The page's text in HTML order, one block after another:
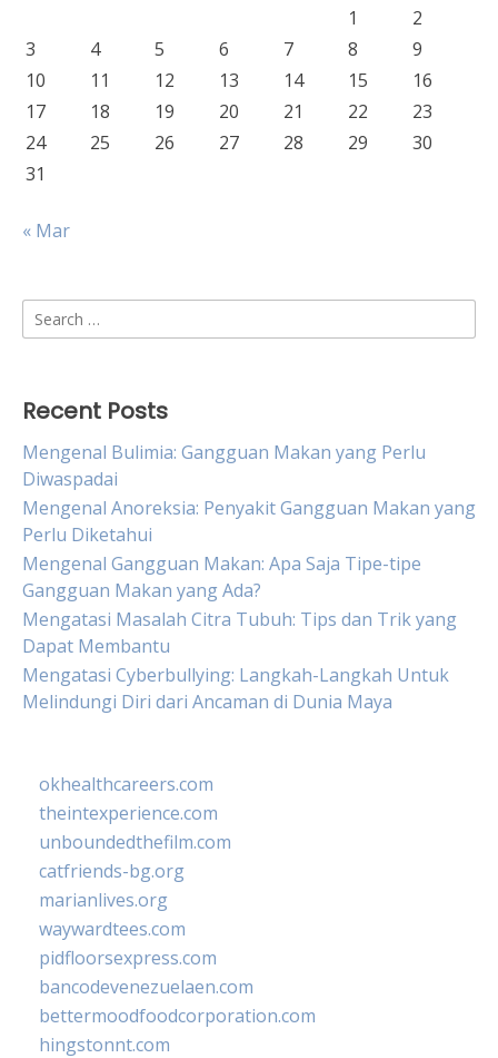
1
2
3
4 5 6 7 8
9
10
11 12 13 14 15
16
17
18 19 20 21 22
23
24
25 26 27 28 29
30
31
« Mar
Search
for:
Recent Posts
Mengenal Bulimia: Gangguan Makan yang Perlu
Diwaspadai
Mengenal Anoreksia: Penyakit Gangguan Makan yang
Perlu Diketahui
Mengenal Gangguan Makan: Apa Saja Tipe-tipe
Gangguan Makan yang Ada?
Mengatasi Masalah Citra Tubuh: Tips dan Trik yang
Dapat Membantu
Mengatasi Cyberbullying: Langkah-Langkah Untuk
Melindungi Diri dari Ancaman di Dunia Maya
okhealthcareers.com
theintexperience.com
unboundedthefilm.com
catfriends-bg.org
marianlives.org
waywardtees.com
pidfloorsexpress.com
bancodevenezuelaen.com
bettermoodfoodcorporation.com
hingstonnt.com